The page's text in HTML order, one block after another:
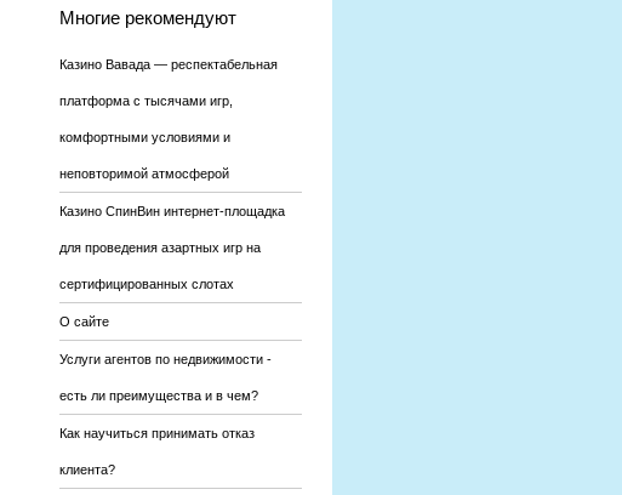
Многие рекомендуют
Казино Вавада — респектабельная
платформа с тысячами игр,
комфортными условиями и
неповторимой атмосферой
Казино СпинВин интернет-площадка
для проведения азартных игр на
сертифицированных слотах
О сайте
Услуги агентов по недвижимости -
есть ли преимущества и в чем?
Как научиться принимать отказ
клиента?